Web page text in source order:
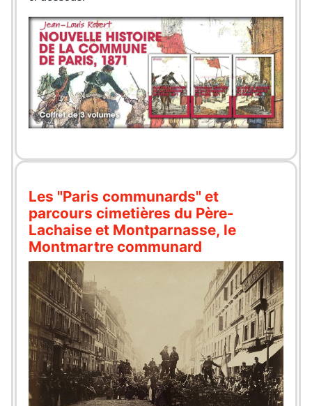
Les "Paris communards" et
parcours cimetières du Père-
Lachaise et Montparnasse, le
Montmartre communard